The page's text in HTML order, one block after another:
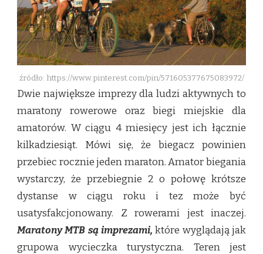
źródło: https://www.pinterest.com/pin/571605377675083972/
Dwie największe imprezy dla ludzi aktywnych to
maratony rowerowe oraz biegi miejskie dla
amatorów. W ciągu 4 miesięcy jest ich łącznie
kilkadziesiąt. Mówi się, że biegacz powinien
przebiec rocznie jeden maraton. Amator biegania
wystarczy, że przebiegnie 2 o połowę krótsze
dystanse w ciągu roku i tez może być
usatysfakcjonowany. Z rowerami jest inaczej.
Maratony MTB są imprezami, które wyglądają jak
grupowa wycieczka turystyczna. Teren jest